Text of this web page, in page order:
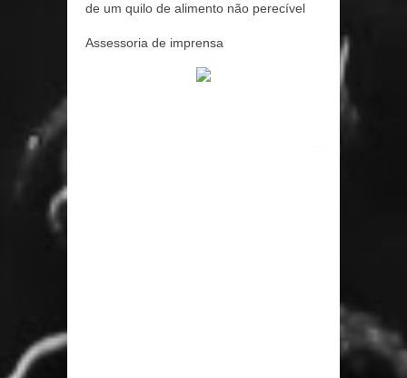
de um quilo de alimento não perecível
Assessoria de imprensa